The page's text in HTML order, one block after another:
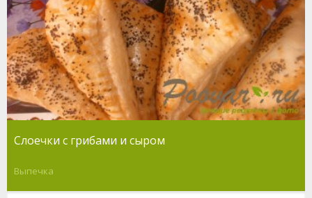
Слоечки с грибами и сыром
Выпечка